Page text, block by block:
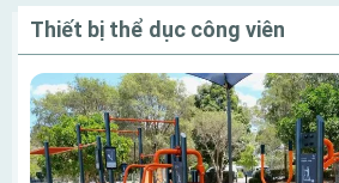
Thiết bị thể dục công viên